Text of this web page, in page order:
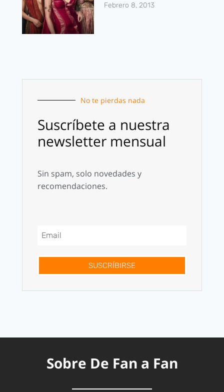
Febrero 8, 2013
No te pierdas nada
Suscríbete a nuestra
newsletter mensual
Sin spam, solo novedades y
recomendaciones.
SUSCRÍBIRSE
Sobre De Fan a Fan